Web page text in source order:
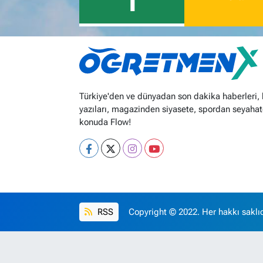
Türkiye'den ve dünyadan son dakika haberleri,
yazıları, magazinden siyasete, spordan
konuda Flow!
RSS Copyright © 2022. Her hakkı